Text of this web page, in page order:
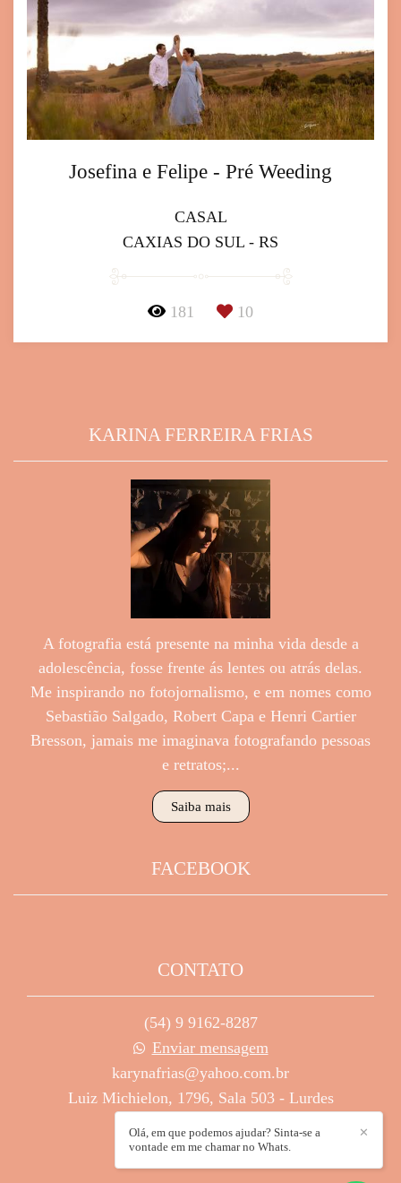
Josefina e Felipe - Pré Weeding
CASAL
CAXIAS DO SUL - RS
181 10
KARINA FERREIRA FRIAS
A fotografia está presente na minha vida desde a
adolescência, fosse frente ás lentes ou atrás delas.
Me inspirando no fotojornalismo, e em nomes como
Sebastião Salgado, Robert Capa e Henri Cartier
Bresson, jamais me imaginava fotografando pessoas
e retratos;...
Saiba mais
FACEBOOK
CONTATO
(54) 9 9162-8287
Enviar mensagem
karynafrias@yahoo.com.br
Luiz Michielon, 1796, Sala 503 - Lurdes
✕
Olá, em que podemos ajudar? Sinta-se a
vontade em me chamar no Whats.